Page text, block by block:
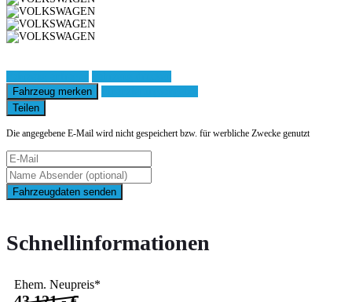
Fahrzeug merken
Teilen
Die angegebene E-Mail wird nicht gespeichert bzw. für werbliche Zwecke genutzt
Fahrzeugdaten senden
Schnellinformationen
Ehem. Neupreis*